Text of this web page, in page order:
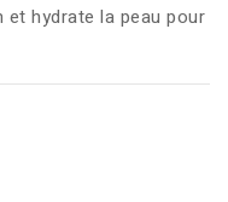
et hydrate la peau pour